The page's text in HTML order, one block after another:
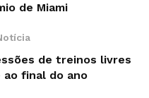
de Miami
de treinos livres
ao final do ano